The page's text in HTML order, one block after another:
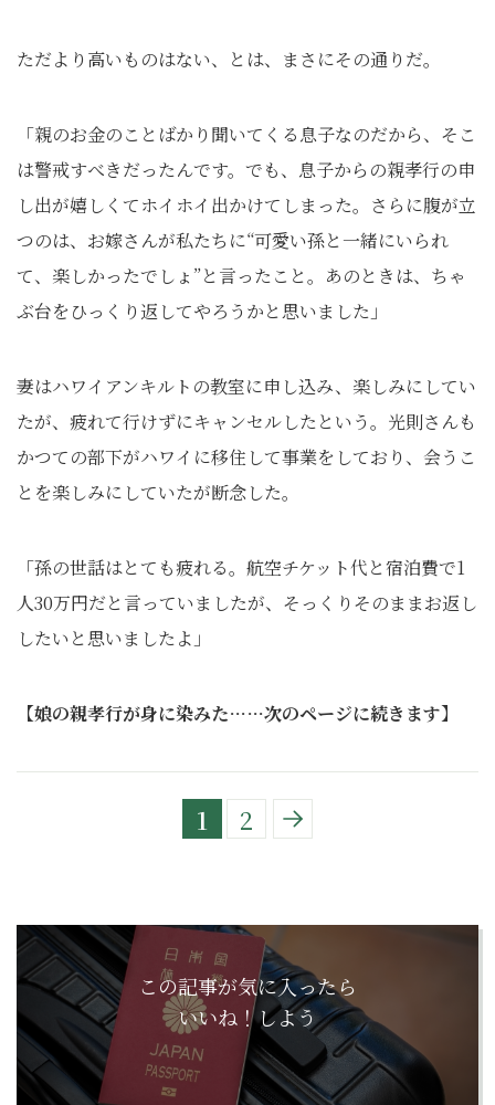
ただより高いものはない、とは、まさにその通りだ。
「親のお金のことばかり聞いてくる息子なのだから、そこ
は警戒すべきだったんです。でも、息子からの親孝行の申
し出が嬉しくてホイホイ出かけてしまった。さらに腹が立
つのは、お嫁さんが私たちに“可愛い孫と一緒にいられ
て、楽しかったでしょ”と言ったこと。あのときは、ちゃ
ぶ台をひっくり返してやろうかと思いました」
妻はハワイアンキルトの教室に申し込み、楽しみにしてい
たが、疲れて行けずにキャンセルしたという。光則さんも
かつての部下がハワイに移住して事業をしており、会うこ
とを楽しみにしていたが断念した。
「孫の世話はとても疲れる。航空チケット代と宿泊費で1
人30万円だと言っていましたが、そっくりそのままお返し
したいと思いましたよ」
【娘の親孝行が身に染みた……次のページに続きます】
1 2
この記事が気に入ったら
いいね！しよう